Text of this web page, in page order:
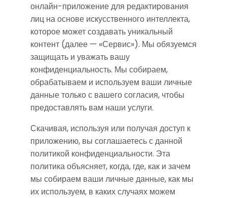
онлайн-приложение для редактирования
лиц на основе искусственного интеллекта,
которое может создавать уникальный
контент (далее — «Сервис»). Мы обязуемся
защищать и уважать вашу
конфиденциальность. Мы собираем,
обрабатываем и используем ваши личные
данные только с вашего согласия, чтобы
предоставлять вам наши услуги.
Скачивая, используя или получая доступ к
приложению, вы соглашаетесь с данной
политикой конфиденциальности. Эта
политика объясняет, когда, где, как и зачем
мы собираем ваши личные данные, как мы
их используем, в каких случаях можем